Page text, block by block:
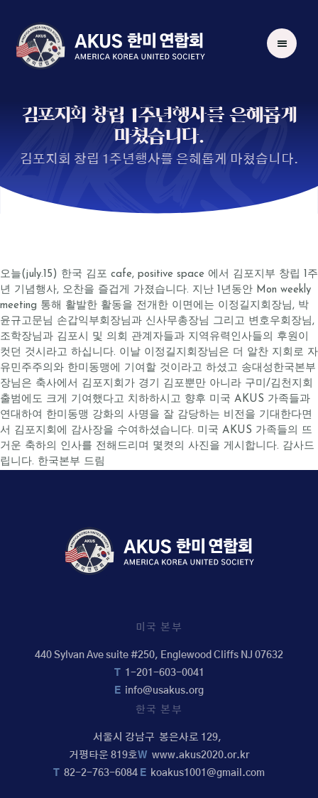
김포지회 창립 1주년행사를 은혜롭게
마쳤습니다.
김포지회 창립 1주년행사를 은혜롭게 마쳤습니다.
오늘(july.15) 한국 김포 cafe, positive space 에서 김포지부 창립 1주
년 기념행사, 오찬을 즐겁게 가졌습니다. 지난 1년동안 Mon weekly
meeting 통해 활발한 활동을 전개한 이면에는 이정길지회장님, 박
윤규고문님 손갑익부회장님과 신사무총장님 그리고 변호우회장님,
조학장님과 김포시 및 의회 관계자들과 지역유력인사들의 후원이
컷던 것시라고 하십니다. 이날 이정길지회장님은 더 알찬 지회로 자
유민주주의와 한미동맹에 기여할 것이라고 하셨고 송대성한국본부
장님은 축사에서 김포지회가 경기 김포뿐만 아니라 구미/김천지회
출범에도 크게 기여했다고 치하하시고 향후 미국 AKUS 가족들과
연대하여 한미동맹 강화의 사명을 잘 감당하는 비전을 기대한다면
서 김포지회에 감사장을 수여하셨습니다. 미국 AKUS 가족들의 뜨
거운 축하의 인사를 전해드리며 몇켯의 사진을 게시합니다. 감사드
립니다. 한국본부 드림
미국 본부
440 Sylvan Ave suite #250, Englewood Cliffs NJ 07632
1-201-603-0041
E info@usakus.org
한국 본부
서울시 강남구 봉은사로 129,
거평타운 819호W www.akus2020.or.kr
T 82-2-763-6084 E koakus1001@gmail.com